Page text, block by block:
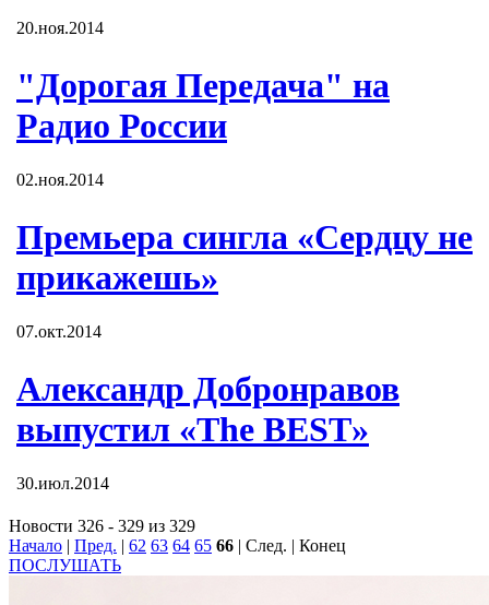
20.ноя.2014
"Дорогая Передача" на
Радио России
02.ноя.2014
Премьера сингла «Сердцу не
прикажешь»
07.окт.2014
Александр Добронравов
выпустил «The BEST»
30.июл.2014
Новости 326 - 329 из 329
Начало | Пред. | 62 63 64 65 66 | След. | Конец
ПОСЛУШАТЬ